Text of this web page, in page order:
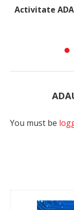
Activitate
You must be